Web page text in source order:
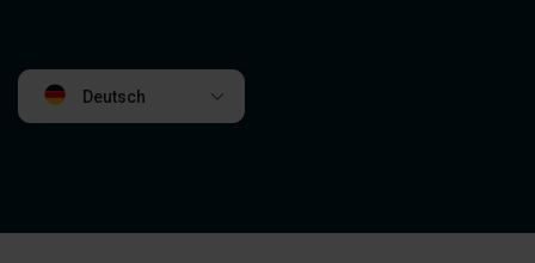
Deutsch